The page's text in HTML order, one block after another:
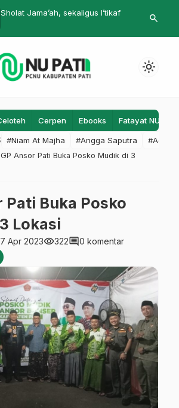
Siswa MI Mambaul Ulum Grogolan
Jarak Jauh di Porsema Jateng
Resmi
NU Jateng
search
light_mode
Cerpen Ebooks Fatayat NU
#Niam At Majha #Angga Saputra #Admin
GP Ansor Pati Buka Posko Mudik di 3
Pati Buka Posko
Lokasi
Apr 2023visibility322comment0 komentar